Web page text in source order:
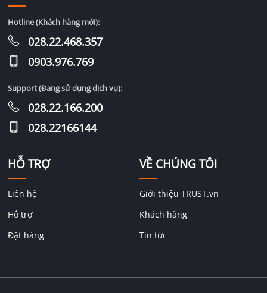
HỖ TRỢ
Liên hệ
Hỗ trợ
Đặt hàng
VỀ CHÚNG TÔI
Giới thiệu TRUST.vn
Khách hàng
Tin tức
Hotline (Khách hàng mới):
028.22.468.357
0903.976.769
Support (Đang sử dụng dịch vụ):
028.22.166.200
028.22166144